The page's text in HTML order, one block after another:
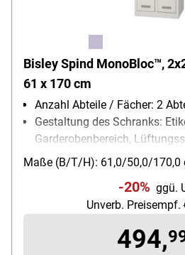
Bisley Spind MonoBloc™,
61 x 170 cm
Anzahl Abteile / Fächer: 2
Gestaltung des Schranks:
Garderobenbereich,
Schließungsart:
Maße (B/T/H): 61,0/50,0/170,0
-20% ggü.
Unverb. Preisempf.
494,